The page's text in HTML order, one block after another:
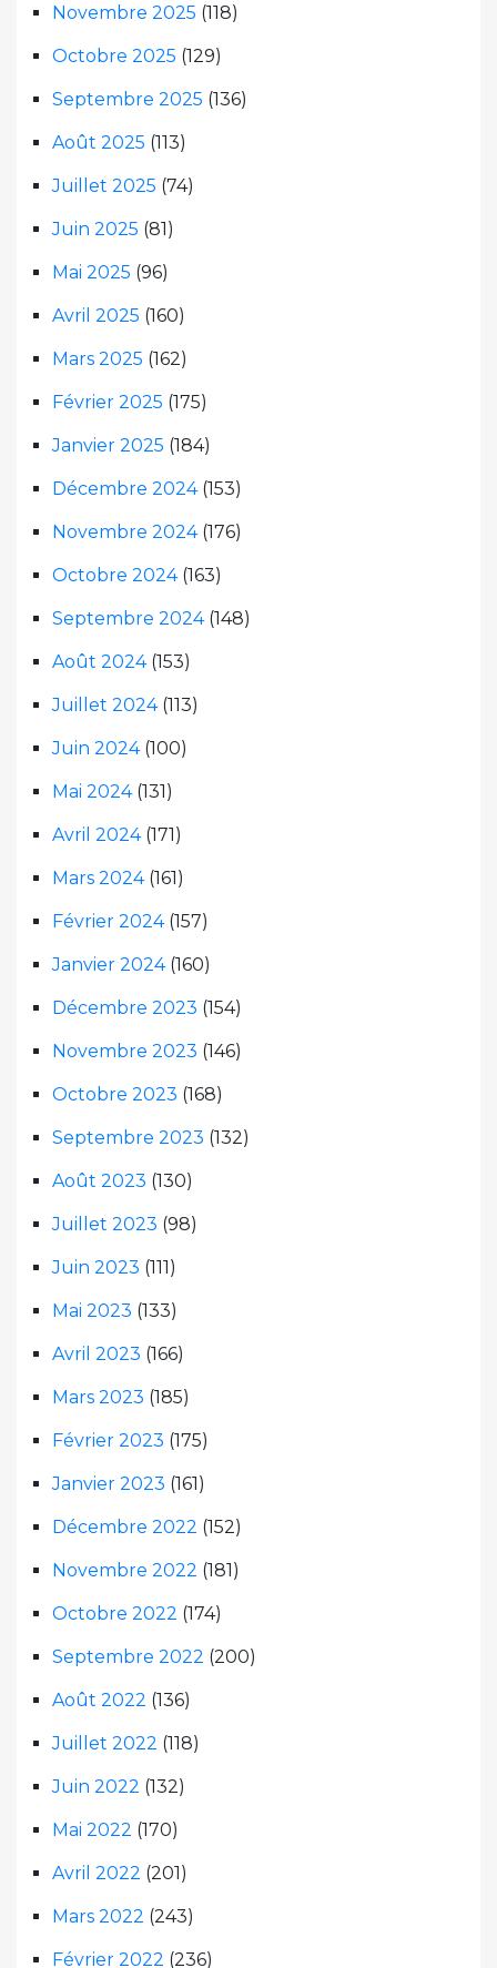
Novembre 2025 (118)
Octobre 2025 (129)
Septembre 2025 (136)
Août 2025 (113)
Juillet 2025 (74)
Juin 2025 (81)
Mai 2025 (96)
Avril 2025 (160)
Mars 2025 (162)
Février 2025 (175)
Janvier 2025 (184)
Décembre 2024(153)
Novembre 2024(176)
Octobre 2024(163)
Septembre 2024(148)
Août 2024(153)
Juillet 2024(113)
Juin 2024(100)
Mai 2024(131)
Avril 2024(171)
Mars 2024(161)
Février 2024(157)
Janvier 2024(160)
Décembre 2023 (154)
Novembre 2023 (146)
Octobre 2023 (168)
Septembre 2023 (132)
Août 2023 (130)
Juillet 2023 (98)
Juin 2023 (111)
Mai 2023 (133)
Avril 2023 (166)
Mars 2023 (185)
Février 2023 (175)
Janvier 2023 (161)
Décembre 2022 (152)
Novembre 2022 (181)
Octobre 2022 (174)
Septembre 2022 (200)
Août 2022 (136)
Juillet 2022 (118)
Juin 2022 (132)
Mai 2022 (170)
Avril 2022 (201)
Mars 2022 (243)
Février 2022 (236)